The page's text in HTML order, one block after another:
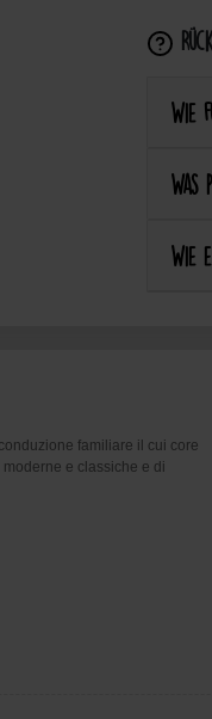
Wie
Was
Wie
familiare il cui core
e classiche e di